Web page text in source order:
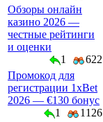
Обзоры онлайн
казино 2026 —
честные рейтинги
и оценки
1
622
Промокод для
регистрации 1xBet
2026 — €130 бонус
1
1126